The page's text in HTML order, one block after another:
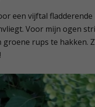
een vijftal fladderende
Voor mijn ogen
rups te hakken.